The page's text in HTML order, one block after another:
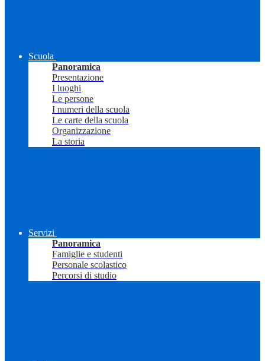
Scuola
Panoramica
Presentazione
I luoghi
Le persone
I numeri della scuola
Le carte della scuola
Organizzazione
La storia
Servizi
Panoramica
Famiglie e studenti
Personale scolastico
Percorsi di studio